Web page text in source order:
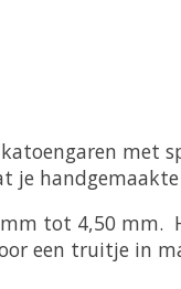
met
je
tot 4,50 mm.
een truitje in